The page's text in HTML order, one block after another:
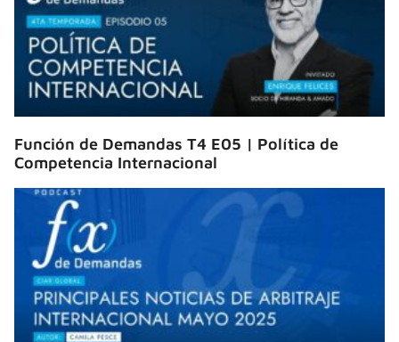
Función de Demandas T4 E05 | Política de
Competencia Internacional